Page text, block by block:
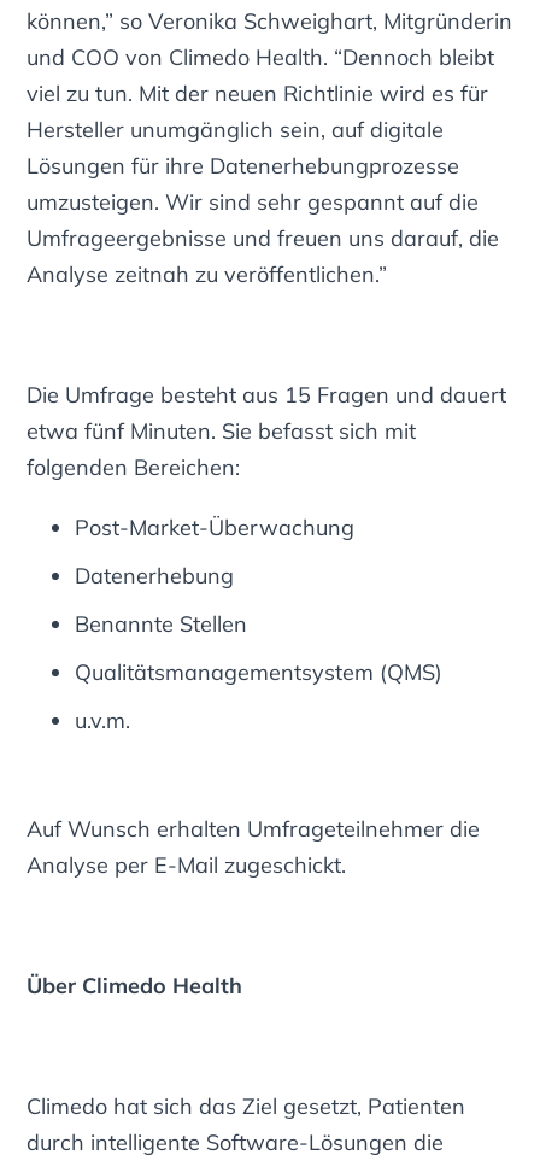
können,” so Veronika Schweighart, Mitgründerin
und COO von Climedo Health. “Dennoch bleibt
viel zu tun. Mit der neuen Richtlinie wird es für
Hersteller unumgänglich sein, auf digitale
Lösungen für ihre Datenerhebungprozesse
umzusteigen. Wir sind sehr gespannt auf die
Umfrageergebnisse und freuen uns darauf, die
Analyse zeitnah zu veröffentlichen.”
Die Umfrage besteht aus 15 Fragen und dauert
etwa fünf Minuten. Sie befasst sich mit
folgenden Bereichen:
Post-Market-Überwachung
Datenerhebung
Benannte Stellen
Qualitätsmanagementsystem (QMS)
u.v.m.
Auf Wunsch erhalten Umfrageteilnehmer die
Analyse per E-Mail zugeschickt.
Über Climedo Health
Climedo hat sich das Ziel gesetzt, Patienten
durch intelligente Software-Lösungen die